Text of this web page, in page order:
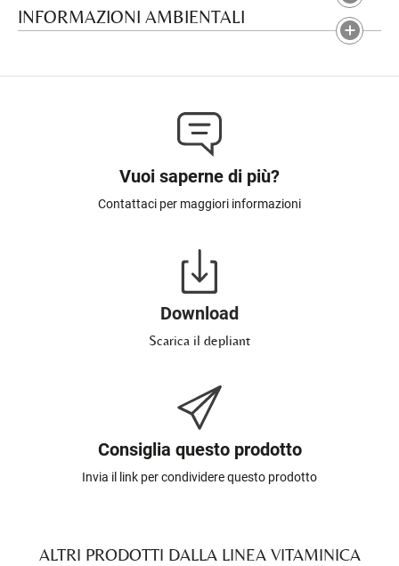
INFORMAZIONI AMBIENTALI
Vuoi saperne di più?
Contattaci per maggiori informazioni
Download
Scarica il depliant
Consiglia questo prodotto
Invia il link per condividere questo prodotto
ALTRI PRODOTTI DALLA LINEA VITAMINICA